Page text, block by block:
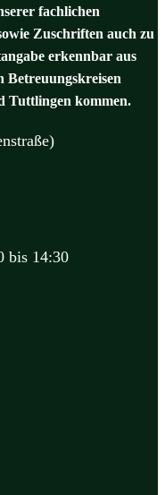
fachlichen
Zuschriften auch zu
erkennbar aus
Betreuungskreisen
Tuttlingen kommen.
bis 14:30